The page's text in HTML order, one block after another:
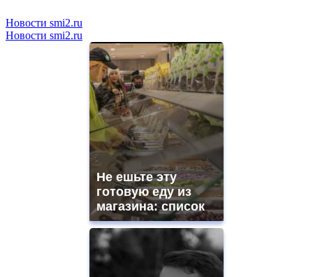
Новости smi2.ru
Новости smi2.ru
Не ешьте эту
готовую еду из
магазина: список